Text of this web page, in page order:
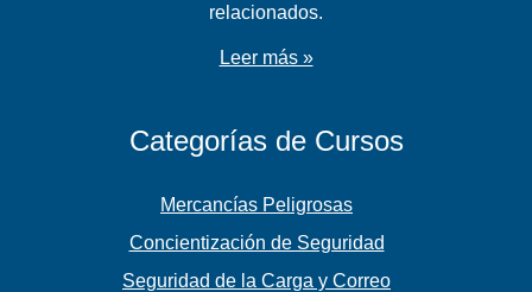
relacionados.
Leer más »
Categorías de Cursos
Mercancías Peligrosas
Concientización de Seguridad
Seguridad de la Carga y Correo